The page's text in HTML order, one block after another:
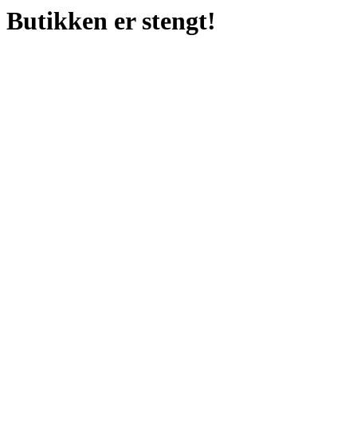
Butikken er stengt!